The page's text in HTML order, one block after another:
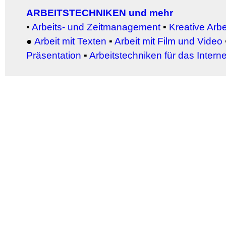
ARBEITSTECHNIKEN und mehr
▪ Arbeits- und Zeitmanagement ▪ Kreative
● Arbeit mit Texten ▪ Arbeit mit Film und Video
Präsentation ▪ Arbeitstechniken für das